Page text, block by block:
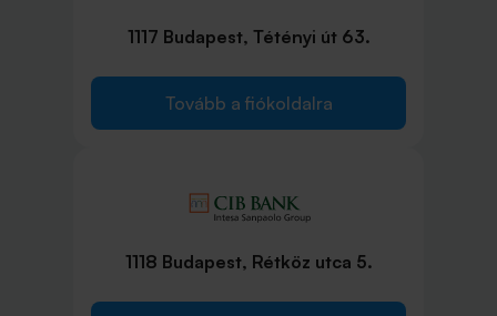
1117 Budapest, Tétényi út 63.
Tovább a fiókoldalra
1118 Budapest, Rétköz utca 5.